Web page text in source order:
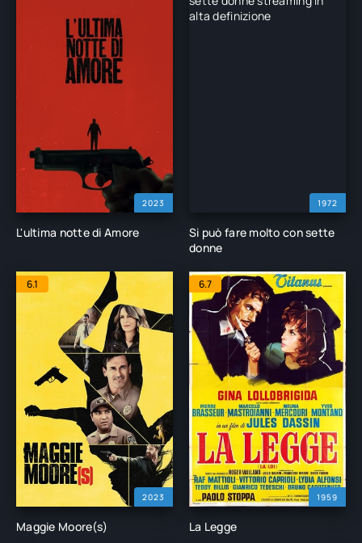
2023
L'ultima notte di Amore
1972
Si può fare molto con sette
donne
2023
6.1
Maggie Moore(s)
1959
6.7
La Legge